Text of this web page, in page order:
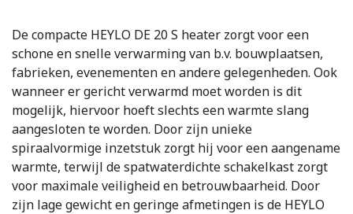
De compacte HEYLO DE 20 S heater zorgt voor een
schone en snelle verwarming van b.v. bouwplaatsen,
fabrieken, evenementen en andere gelegenheden. Ook
wanneer er gericht verwarmd moet worden is dit
mogelijk, hiervoor hoeft slechts een warmte slang
aangesloten te worden. Door zijn unieke
spiraalvormige inzetstuk zorgt hij voor een aangename
warmte, terwijl de spatwaterdichte schakelkast zorgt
voor maximale veiligheid en betrouwbaarheid. Door
zijn lage gewicht en geringe afmetingen is de HEYLO